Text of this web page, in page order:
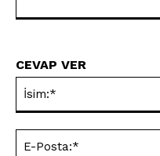
CEVAP VER